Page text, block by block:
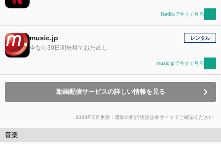
Netflixで今すぐ見る
music.jp
今なら30日間無料でおためし
レンタル
music.jpで今すぐ見る
動画配信サービスの詳しい情報を見る
2026年7月更新：最新の配信状況は各サイトでご確認ください
音楽